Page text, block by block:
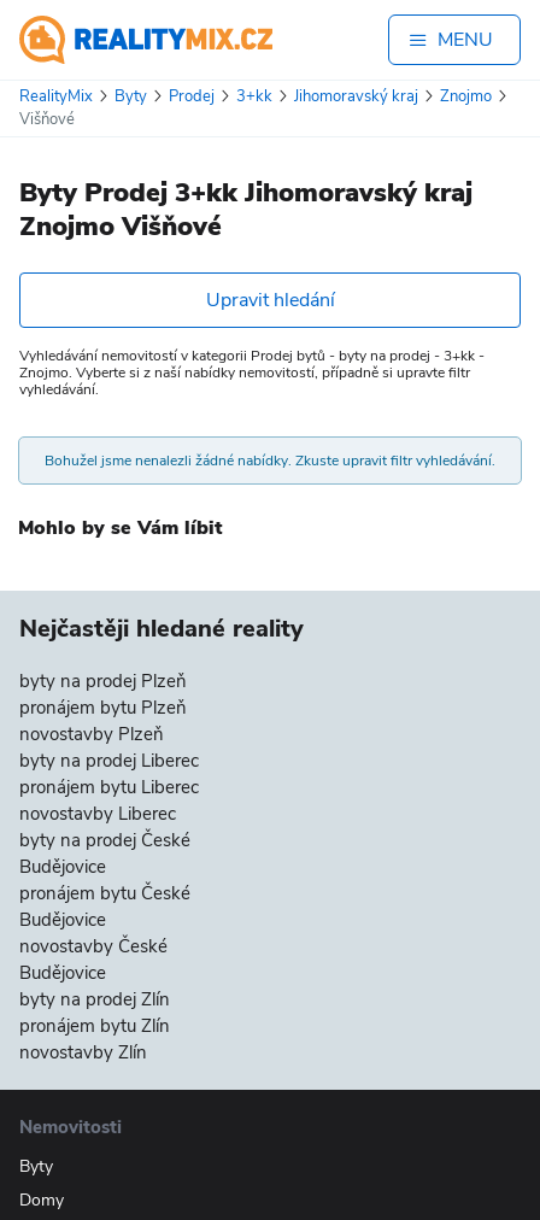
MENU
RealityMix Byty Prodej 3+kk Jihomoravský kraj
Znojmo
Višňové
Byty Prodej 3+kk Jihomoravský kraj
Znojmo Višňové
Upravit hledání
Vyhledávání nemovitostí v kategorii Prodej bytů - byty na prodej - 3+kk -
Znojmo. Vyberte si z naší nabídky nemovitostí, případně si upravte filtr
vyhledávání.
Bohužel jsme nenalezli žádné nabídky. Zkuste upravit filtr vyhledávání.
Mohlo by se Vám líbit
Nejčastěji hledané reality
byty na prodej Plzeň
pronájem bytu Plzeň
novostavby Plzeň
byty na prodej Liberec
pronájem bytu Liberec
novostavby Liberec
byty na prodej České
Budějovice
pronájem bytu České
Budějovice
novostavby České
Budějovice
byty na prodej Zlín
pronájem bytu Zlín
novostavby Zlín
Nemovitosti
Byty
Domy